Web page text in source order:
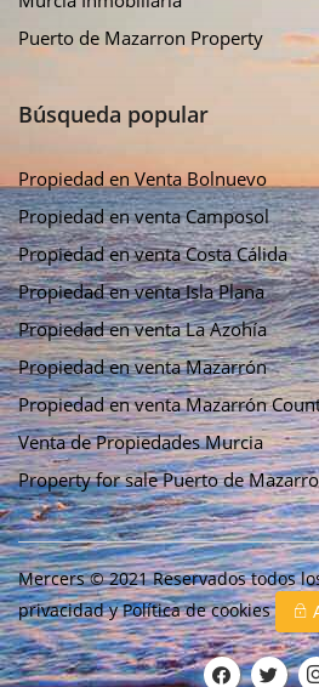
Puerto de Mazarron Property
Búsqueda popular
Propiedad en Venta Bolnuevo
Propiedad en venta Camposol
Propiedad en venta Costa Cálida
Propiedad en venta Isla Plana
Propiedad en venta La Azohía
Propiedad en venta Mazarrón
Propiedad en venta Mazarrón
Venta de Propiedades Murcia
Property for sale Puerto de
Mercers © 2021 Reservados todos
privacidadyPolítica de cookies